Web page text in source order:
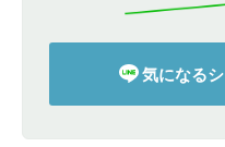
気になる